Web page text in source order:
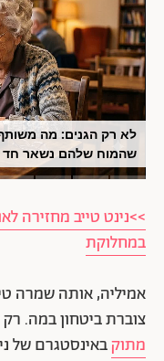
לא רק הגנים: מה
שהמוח שלהם נשאר חד
>>נינט טייב מחזירה
במחלוקת
אמיליה, אותה שמרה
צוברת ביטחון במה.
מתוקבאינסטגרם של